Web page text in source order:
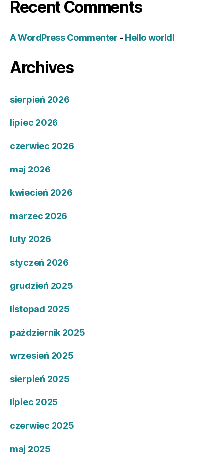
Recent Comments
A WordPress Commenter - Hello world!
Archives
sierpień 2026
lipiec 2026
czerwiec 2026
maj 2026
kwiecień 2026
marzec 2026
luty 2026
styczeń 2026
grudzień 2025
listopad 2025
październik 2025
wrzesień 2025
sierpień 2025
lipiec 2025
czerwiec 2025
maj 2025